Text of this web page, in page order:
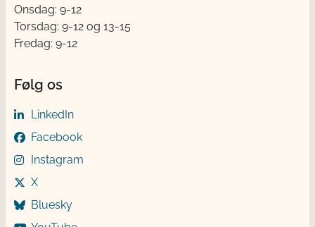
Onsdag: 9-12
Torsdag: 9-12 og 13-15
Fredag: 9-12
Følg os
LinkedIn
Facebook
Instagram
X
Bluesky